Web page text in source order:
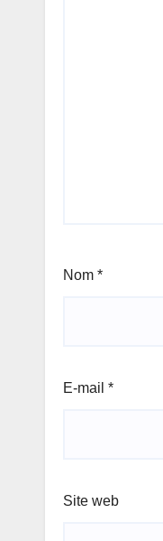
Nom *
E-mail *
Site web